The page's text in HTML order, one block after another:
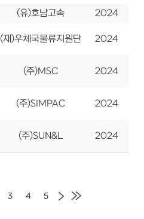
(유)호남고속 2024
(재)우체국물류지원단 2024
(주)MSC 2024
(주)SIMPAC 2024
(주)SUN&L 2024
3 4 5